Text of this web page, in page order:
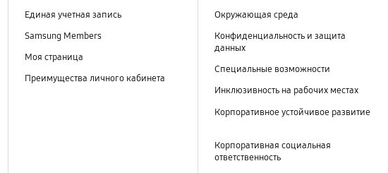
Единая учетная запись
Samsung Members
Моя страница
Преимущества личного кабинета
Окружающая среда
Конфиденциальность и защита
данных
Специальные возможности
Инклюзивность на рабочих местах
Корпоративное устойчивое развитие
Корпоративная социальная
ответственность